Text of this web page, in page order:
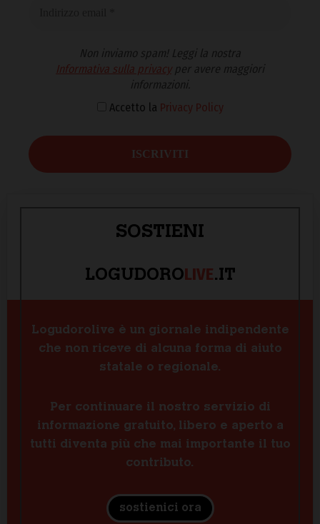
Non inviamo spam! Leggi la nostra
Informativa sulla privacyper avere maggiori
informazioni.
Accetto la Privacy Policy
SOSTIENI
LOGUDOROLIVE.IT
Logudorolive è un giornale indipendente
che non riceve di alcuna forma di aiuto
statale o regionale.
Per continuare il nostro servizio di
informazione gratuito, libero e aperto a
tutti diventa più che mai importante il tuo
contributo.
sostienici ora